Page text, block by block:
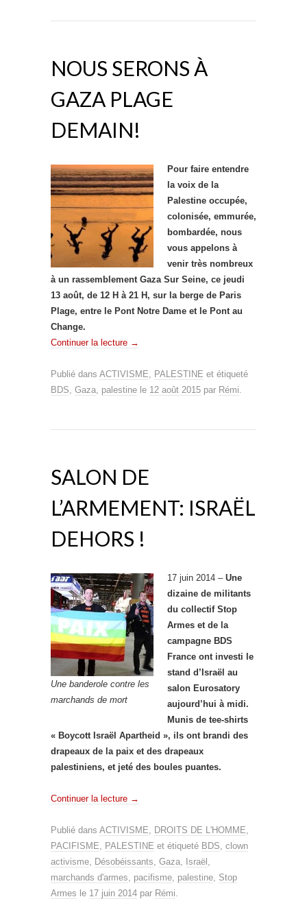
NOUS SERONS À
GAZA PLAGE
DEMAIN!
Pour faire entendre
la voix de la
Palestine occupée,
colonisée, emmurée,
bombardée, nous
vous appelons à
venir très nombreux
à un rassemblement Gaza Sur Seine, ce jeudi
13 août, de 12 H à 21 H, sur la berge de Paris
Plage, entre le Pont Notre Dame et le Pont au
Change.
Continuer la lecture →
Publié dans ACTIVISME PALESTINE et étiqueté
BDS Gaza palestine le 12 août 2015 par Rémi
SALON DE
L’ARMEMENT: ISRAËL
DEHORS !
Une banderole contre les
marchands de mort
17 juin 2014 –Une
dizaine de militants
du collectif Stop
Armes et de la
campagne BDS
France ont investi le
stand d’Israël au
salon Eurosatory
aujourd’hui à midi.
Munis de tee-shirts
« Boycott Israël Apartheid », ils ont brandi des
drapeaux de la paix et des drapeaux
palestiniens, et jeté des boules puantes.
Continuer la lecture →
Publié dans ACTIVISME DROITS DE L'HOMME
PACIFISME
PALESTINE et étiqueté BDS clown
activisme
Désobéissants Gaza Israël
marchands d'armes
pacifisme palestine Stop
Armes le 17 juin 2014 par Rémi